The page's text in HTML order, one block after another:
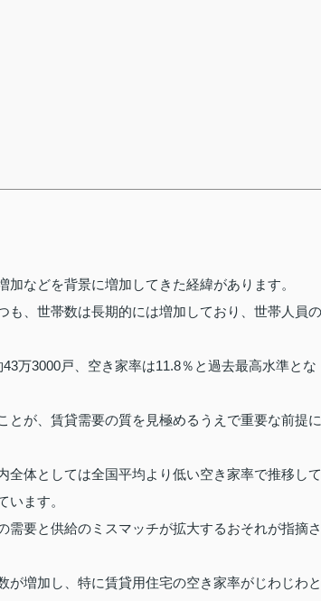
などを背景に増加してきた経緯があります。
、世帯数は長期的には増加しており、世帯人員の
万3000戸、空き家率は11.8％と過去最高水準とな
とが、賃貸需要の質を見極めるうえで重要な前提に
体としては全国平均より低い空き家率で推移して
ます。
需要と供給のミスマッチが拡大するおそれが指摘さ
が増加し、特に賃貸用住宅の空き家率がじわじわと